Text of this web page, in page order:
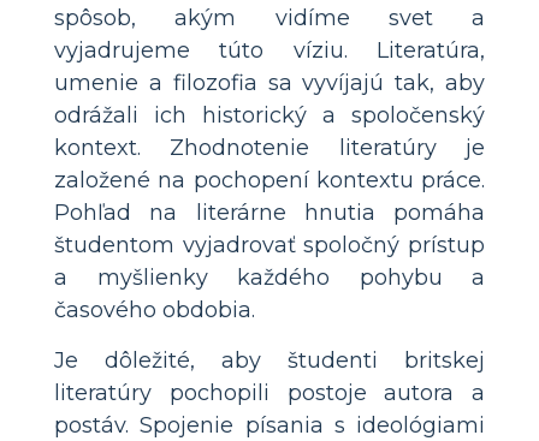
spôsob, akým vidíme svet a
vyjadrujeme túto víziu. Literatúra,
umenie a filozofia sa vyvíjajú tak, aby
odrážali ich historický a spoločenský
kontext. Zhodnotenie literatúry je
založené na pochopení kontextu práce.
Pohľad na literárne hnutia pomáha
študentom vyjadrovať spoločný prístup
a myšlienky každého pohybu a
časového obdobia.
Je dôležité, aby študenti britskej
literatúry pochopili postoje autora a
postáv. Spojenie písania s ideológiami